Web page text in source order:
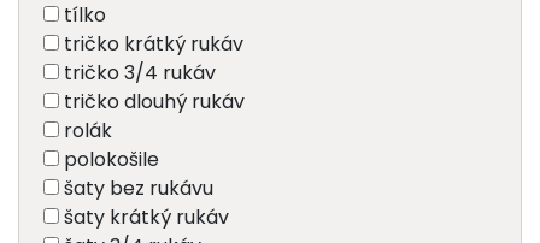
tílko
tričko krátký rukáv
tričko 3/4 rukáv
tričko dlouhý rukáv
rolák
polokošile
šaty bez rukávu
šaty krátký rukáv